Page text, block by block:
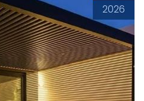
2026